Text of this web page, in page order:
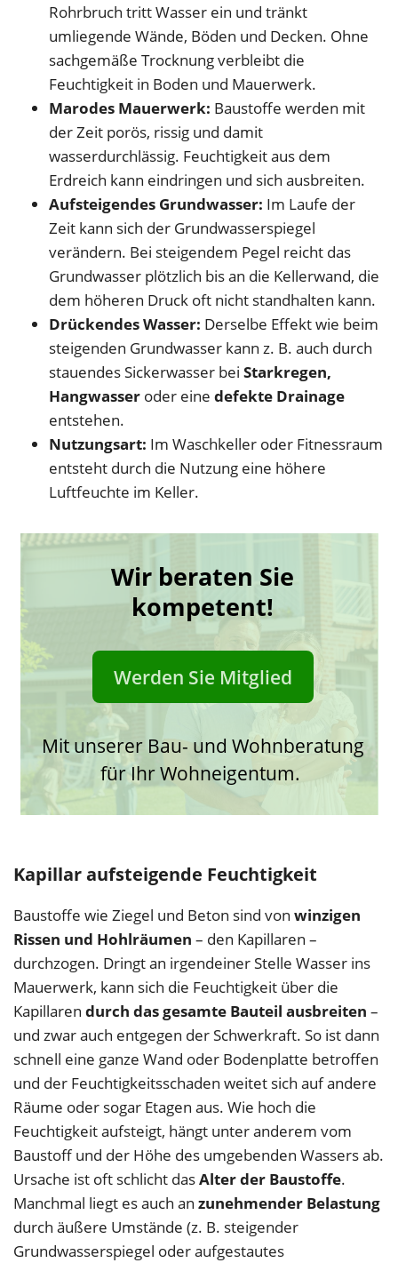
Rohrbruch tritt Wasser ein und tränkt
umliegende Wände, Böden und Decken. Ohne
sachgemäße Trocknung verbleibt die
Feuchtigkeit in Boden und Mauerwerk.
Marodes Mauerwerk: Baustoffe werden mit
der Zeit porös, rissig und damit
wasserdurchlässig. Feuchtigkeit aus dem
Erdreich kann eindringen und sich ausbreiten.
Aufsteigendes Grundwasser: Im Laufe der
Zeit kann sich der Grundwasserspiegel
verändern. Bei steigendem Pegel reicht das
Grundwasser plötzlich bis an die Kellerwand, die
dem höheren Druck oft nicht standhalten kann.
Drückendes Wasser: Derselbe Effekt wie beim
steigenden Grundwasser kann z. B. auch durch
stauendes Sickerwasser bei Starkregen,
Hangwasser oder eine defekte Drainage
entstehen.
Nutzungsart: Im Waschkeller oder Fitnessraum
entsteht durch die Nutzung eine höhere
Luftfeuchte im Keller.
Wir beraten Sie
kompetent!
Werden Sie Mitglied
Mit unserer Bau- und Wohnberatung
für Ihr Wohneigentum.
Kapillar aufsteigende Feuchtigkeit
Baustoffe wie Ziegel und Beton sind von winzigen
Rissen und Hohlräumen – den Kapillaren –
durchzogen. Dringt an irgendeiner Stelle Wasser ins
Mauerwerk, kann sich die Feuchtigkeit über die
Kapillaren durch das gesamte Bauteil ausbreiten –
und zwar auch entgegen der Schwerkraft. So ist dann
schnell eine ganze Wand oder Bodenplatte betroffen
und der Feuchtigkeitsschaden weitet sich auf andere
Räume oder sogar Etagen aus. Wie hoch die
Feuchtigkeit aufsteigt, hängt unter anderem vom
Baustoff und der Höhe des umgebenden Wassers ab.
Ursache ist oft schlicht dasAlter der Baustoffe.
Manchmal liegt es auch an zunehmender Belastung
durch äußere Umstände (z. B. steigender
Grundwasserspiegel oder aufgestautes